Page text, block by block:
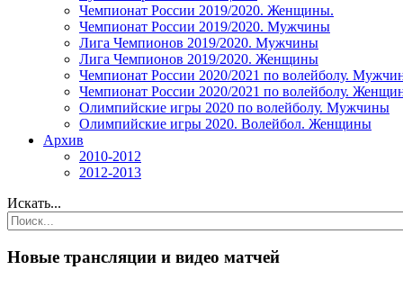
Чемпионат России 2019/2020. Женщины.
Чемпионат России 2019/2020. Мужчины
Лига Чемпионов 2019/2020. Мужчины
Лига Чемпионов 2019/2020. Женщины
Чемпионат России 2020/2021 по волейболу.
Чемпионат России 2020/2021 по волейболу.
Олимпийские игры 2020 по волейболу. Мужчины
Олимпийские игры 2020. Волейбол. Женщины
Архив
2010-2012
2012-2013
Искать...
Новые трансляции и видео матчей